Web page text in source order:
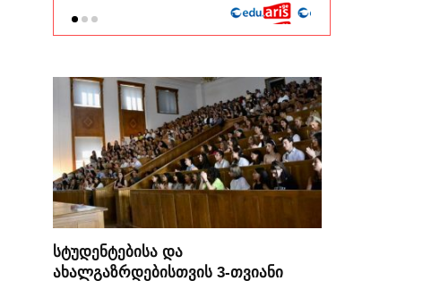
სტუდენტებისა და
ახალგაზრდებისთვის 3-თვიანი